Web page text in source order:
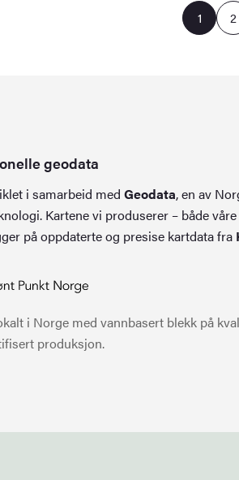
1 2
geodata
i samarbeid medGeodata, en av
Kartene vi produserer – både
på oppdaterte og presise kartdata fra
i Norge med vannbasert blekk på
produksjon.